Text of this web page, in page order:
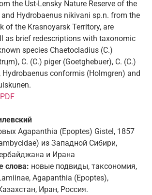
the Ust-Lensky Nature Reserve of the
Hydrobaenus nikivani sp.n. from the
of the Krasnoyarsk Territory, are
as brief redescriptions with taxonomic
species Chaetocladius (C.)
C. (C.) piger (Goetghebuer), C. (C.)
Hydrobaenus conformis (Holmgren) and
Agapanthia (Epoptes) Gistel, 1857
из Западной Сибири,
и Ирана
слова: новые подвиды, таксономия,
Agapanthia (Epoptes),
Иран, Россия.